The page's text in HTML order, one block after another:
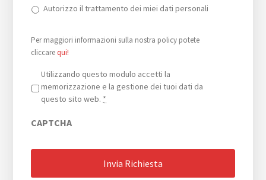
Autorizzo il trattamento dei miei dati personali
Per maggiori informazioni sulla nostra policy potete
cliccarequi!
Privacy *
Utilizzando questo modulo accetti la
memorizzazione e la gestione dei tuoi dati da
questo sito web. *
CAPTCHA